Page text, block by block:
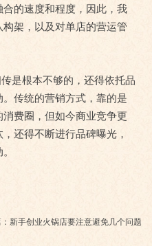
的速度和程度，因此，我
架，以及对单店的营运管
是根本不够的，还得依托品
传统的营销方式，靠的是
费圈，但如今商业竞争更
还得不断进行品碑曝光，
新手创业火锅店要注意避免几个问题